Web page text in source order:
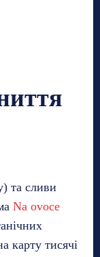
та сливи
Na ovoce
карту тисячі